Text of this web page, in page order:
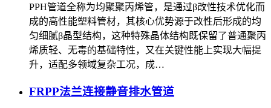
PPH管道全称为均聚聚丙烯管，是通过β改性技术优化而
成的高性能塑料管材，其核心优势源于改性后形成的均
匀细腻β晶型结构，这种特殊晶体结构既保留了普通聚丙
烯质轻、无毒的基础特性，又在关键性能上实现大幅提
升，适配多领域复杂工况，成…
FRPP法兰连接静音排水管道